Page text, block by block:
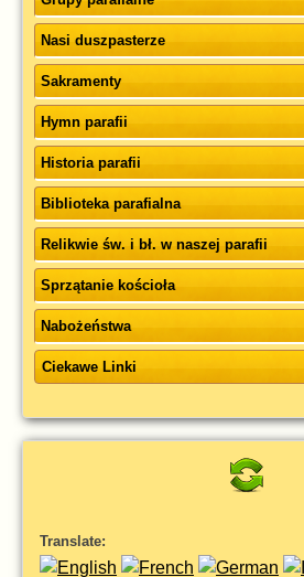
Nasi duszpasterze
Sakramenty
Hymn parafii
Historia parafii
Biblioteka parafialna
Relikwie św. i bł. w naszej parafii
Sprzątanie kościoła
Nabożeństwa
Ciekawe Linki
Translate: